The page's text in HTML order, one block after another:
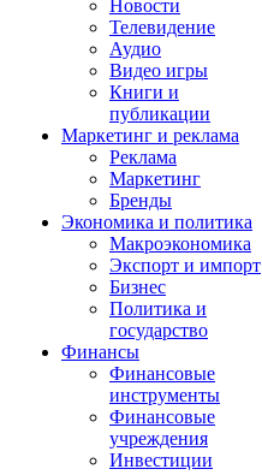
Новости
Телевидение
Аудио
Видео игры
Книги и
публикации
Маркетинг и реклама
Реклама
Маркетинг
Бренды
Экономика и политика
Макроэкономика
Экспорт и импорт
Бизнес
Политика и
государство
Финансы
Финансовые
инструменты
Финансовые
учреждения
Инвестиции